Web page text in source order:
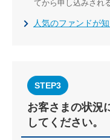
てから申し込みされ
人気のファンドが
STEP3
お客さまの状況
してください。